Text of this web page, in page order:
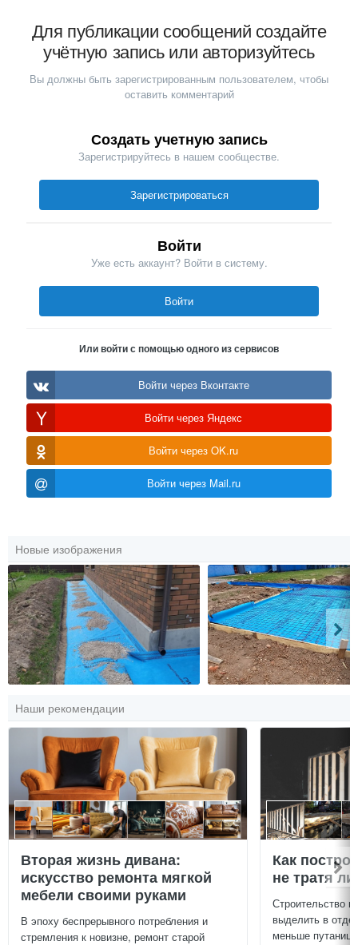
Для публикации сообщений создайте
учётную запись или авторизуйтесь
Вы должны быть зарегистрированным пользователем, чтобы
оставить комментарий
Создать учетную запись
Зарегистрируйтесь в нашем сообществе.
Зарегистрироваться
Войти
Уже есть аккаунт? Войти в систему.
Войти
Или войти с помощью одного из сервисов
Войти через Вконтакте
Войти через Яндекс
Войти через OK.ru
Войти через Mail.ru
Новые изображения
Наши рекомендации
Вторая жизнь дивана:
искусство ремонта мягкой
мебели своими руками
В эпоху беспрерывного потребления и
стремления к новизне, ремонт старой
Как
не тратя
Строительство
выделить в
меньше